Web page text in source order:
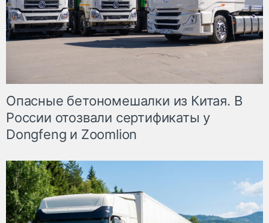
Опасные бетономешалки из Китая. В
России отозвали сертификаты у
Dongfeng и Zoomlion